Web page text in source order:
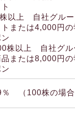
以上 自社グルー
トまたは4,000円の
株以上 自社グル
または8,000円の
％ （100株の場合